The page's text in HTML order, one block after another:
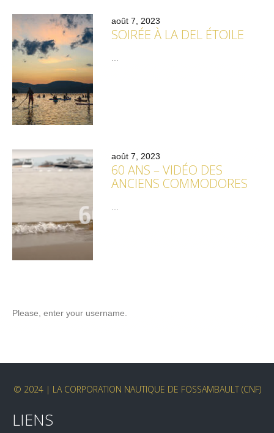
août 7, 2023
SOIRÉE À LA DEL ÉTOILE
août 7, 2023
60 ANS – VIDÉO DES
ANCIENS COMMODORES
Please, enter your username.
© 2024 | LA CORPORATION NAUTIQUE DE FOSSAMBAULT (CNF)
LIENS